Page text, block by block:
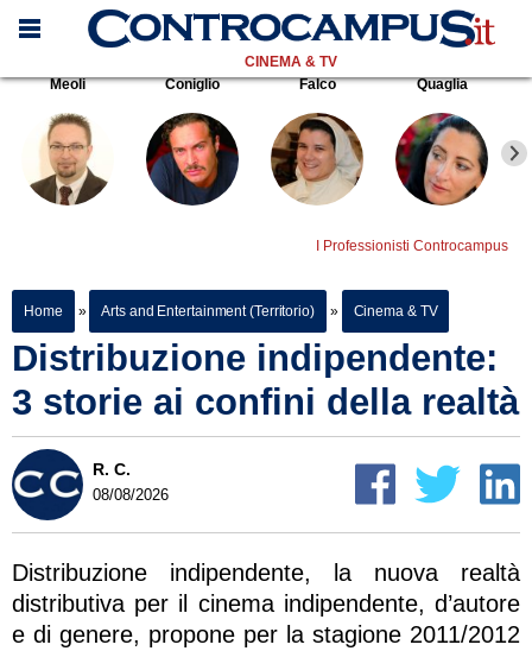
CINEMA & TV
Meoli
Coniglio Falco Quaglia
I Professionisti Controcampus
Home » Arts and Entertainment (Territorio) » Cinema & TV
Distribuzione indipendente:
3 storie ai confini della realtà
R. C.
08/08/2026
Distribuzione indipendente, la nuova realtà
distributiva per il cinema indipendente, d’autore
e di genere, propone per la stagione 2011/2012